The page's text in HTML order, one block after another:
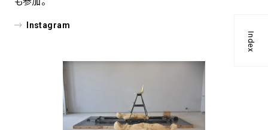
Index
Instagram